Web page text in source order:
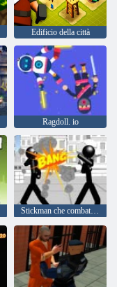
Edificio della città
Ragdoll. io
Stickman che combatte 3d